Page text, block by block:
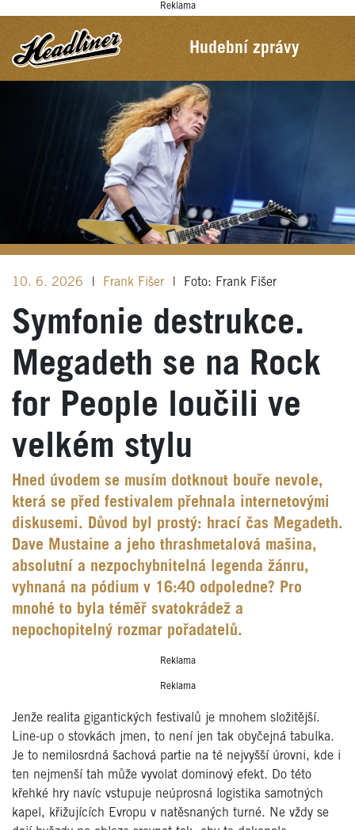
Reklama
Hudební zprávy
10. 6. 2026 Frank Fišer Foto: Frank Fišer
Symfonie destrukce.
Megadeth se na Rock
for People loučili ve
velkém stylu
Hned úvodem se musím dotknout bouře nevole,
která se před festivalem přehnala internetovými
diskusemi. Důvod byl prostý: hrací čas Megadeth.
Dave Mustaine a jeho thrashmetalová mašina,
absolutní a nezpochybnitelná legenda žánru,
vyhnaná na pódium v 16:40 odpoledne? Pro
mnohé to byla téměř svatokrádež a
nepochopitelný rozmar pořadatelů.
Reklama
Reklama
Jenže realita gigantických festivalů je mnohem složitější.
Line-up o stovkách jmen, to není jen tak obyčejná tabulka.
Je to nemilosrdná šachová partie na té nejvyšší úrovni, kde i
ten nejmenší tah může vyvolat dominový efekt. Do této
křehké hry navíc vstupuje neúprosná logistika samotných
kapel, křižujících Evropu v natěsnaných turné. Ne vždy se